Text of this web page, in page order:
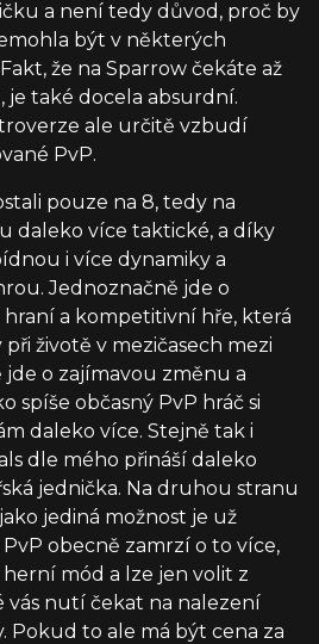
a není tedy důvod, proč by
být v některých
že na Sparrow čekáte až
je také docela absurdní.
ale určitě vzbudí
PvP.
pouze na 8, tedy na
daleko více taktické, a díky
i více dynamiky a
Jednoznačně jde o
a kompetitivní hře, která
životě v mezičasech mezi
jde o zajímavou změnu a
spíše občasný PvP hráč si
daleko více. Stejně tak i
dle mého přináší daleko
jednička. Na druhou stranu
jediná možnost je už
obecně zamrzí o to více,
herní mód a lze jen volit z
vás nutí čekat na nalezení
Pokud to ale má být cena za